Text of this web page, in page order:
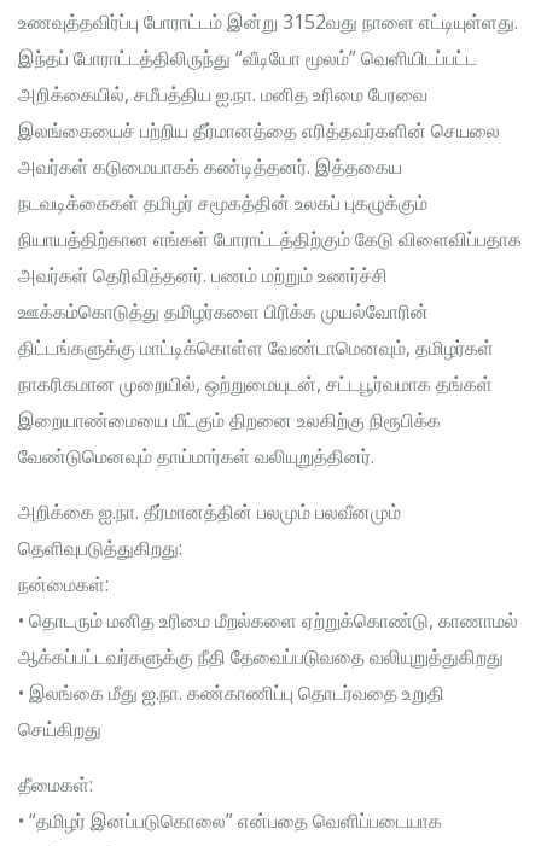
உணவுத்தவிர்ப்பு போராட்டம் இன்று 3152வது நாளை எட்டியுள்ளது.
இந்தப் போராட்டத்திலிருந்து “வீடியோ மூலம்” வெளியிடப்பட்ட
அறிக்கையில், சமீபத்திய ஐ.நா. மனித உரிமை பேரவை
இலங்கையைச் பற்றிய தீர்மானத்தை எரித்தவர்களின் செயலை
அவர்கள் கடுமையாகக் கண்டித்தனர். இத்தகைய
நடவடிக்கைகள் தமிழர் சமூகத்தின் உலகப் புகழுக்கும்
நியாயத்திற்கான எங்கள் போராட்டத்திற்கும் கேடு விளைவிப்பதாக
அவர்கள் தெரிவித்தனர். பணம் மற்றும் உணர்ச்சி
ஊக்கம்கொடுத்து தமிழர்களை பிரிக்க முயல்வோரின்
திட்டங்களுக்கு மாட்டிக்கொள்ள வேண்டாமெனவும், தமிழர்கள்
நாகரிகமான முறையில், ஒற்றுமையுடன், சட்டபூர்வமாக தங்கள்
இறையாண்மையை மீட்கும் திறனை உலகிற்கு நிரூபிக்க
வேண்டுமெனவும் தாய்மார்கள் வலியுறுத்தினர்.
அறிக்கை ஐ.நா. தீர்மானத்தின் பலமும் பலவீனமும்
தெளிவுபடுத்துகிறது:
நன்மைகள்:
• தொடரும் மனித உரிமை மீறல்களை ஏற்றுக்கொண்டு, காணாமல்
ஆக்கப்பட்டவர்களுக்கு நீதி தேவைப்படுவதை வலியுறுத்துகிறது
• இலங்கை மீது ஐ.நா. கண்காணிப்பு தொடர்வதை உறுதி
செய்கிறது
தீமைகள்:
• “தமிழர் இனப்படுகொலை” என்பதை வெளிப்படையாக